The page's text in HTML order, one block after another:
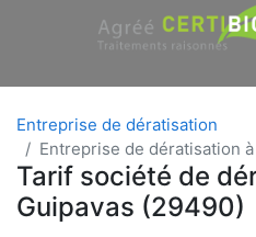
Entreprise de dératisation
Entreprise de dératisation à
Tarif société de
Guipavas (29490)